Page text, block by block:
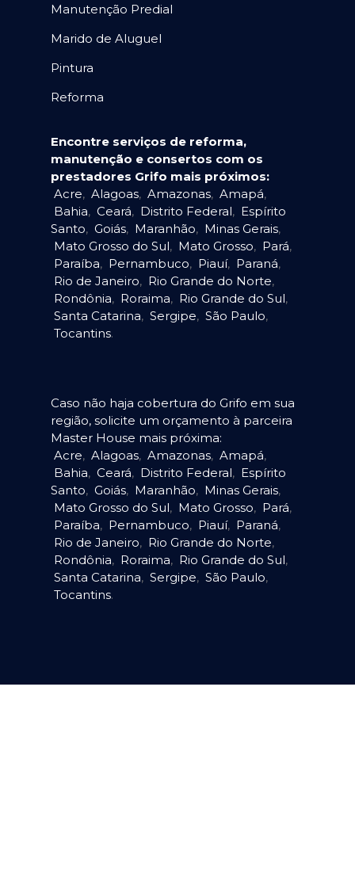
Manutenção Predial
Marido de Aluguel
Pintura
Reforma
Encontre serviços de reforma,
manutenção e consertos com os
prestadores Grifo mais próximos:
Acre, Alagoas, Amazonas, Amapá,
Bahia, Ceará, Distrito Federal, Espírito
Santo, Goiás, Maranhão, Minas Gerais,
Mato Grosso do Sul, Mato Grosso, Pará,
Paraíba, Pernambuco, Piauí, Paraná,
Rio de Janeiro, Rio Grande do Norte,
Rondônia, Roraima, Rio Grande do Sul,
Santa Catarina, Sergipe, São Paulo,
Tocantins.
Caso não haja cobertura do Grifo em sua
região, solicite um orçamento à parceira
Master House mais próxima:
Acre, Alagoas, Amazonas, Amapá,
Bahia, Ceará, Distrito Federal, Espírito
Santo, Goiás, Maranhão, Minas Gerais,
Mato Grosso do Sul, Mato Grosso, Pará,
Paraíba, Pernambuco, Piauí, Paraná,
Rio de Janeiro, Rio Grande do Norte,
Rondônia, Roraima, Rio Grande do Sul,
Santa Catarina, Sergipe, São Paulo,
Tocantins.